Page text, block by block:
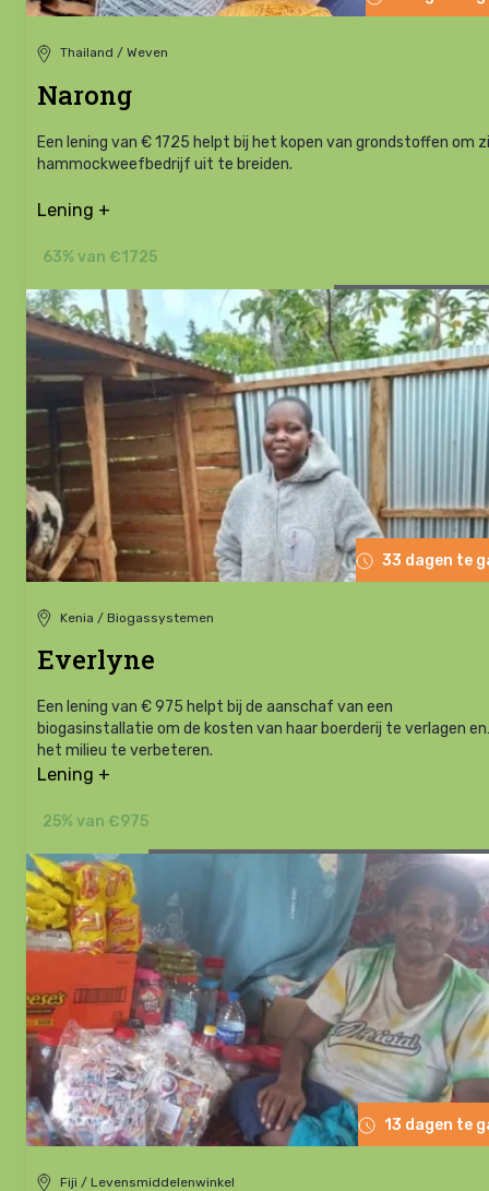
Thailand / Weven
Narong
Een lening van € 1725 helpt bij het kopen van grondstoffen om
hammockweefbedrijf uit te breiden.
Lening +
63% van €1725
33 dagen te
Kenia / Biogassystemen
Everlyne
Een lening van € 975 helpt bij de aanschaf van een
biogasinstallatie om de kosten van haar boerderij te verlagen en
het milieu te verbeteren.
Lening +
25% van €975
13 dagen te
Fiji / Levensmiddelenwinkel